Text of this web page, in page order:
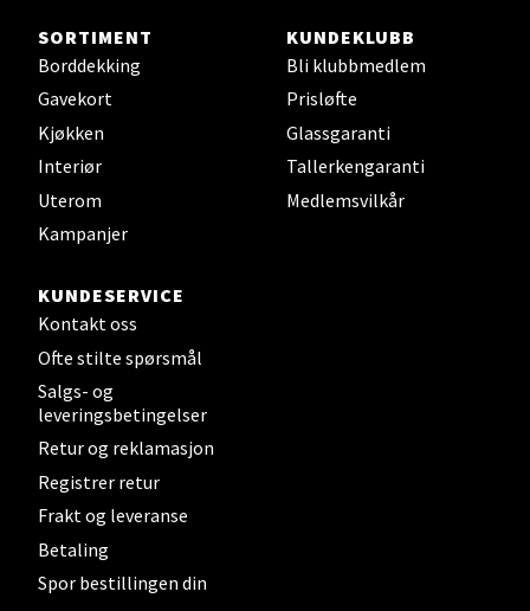
SORTIMENT
Borddekking
Gavekort
Kjøkken
Interiør
Uterom
Kampanjer
KUNDEKLUBB
Bli klubbmedlem
Prisløfte
Glassgaranti
Tallerkengaranti
Medlemsvilkår
KUNDESERVICE
Kontakt oss
Ofte stilte spørsmål
Salgs- og
leveringsbetingelser
Retur og reklamasjon
Registrer retur
Frakt og leveranse
Betaling
Spor bestillingen din
Fredrikstad - Torvbyen
Brochsgate 8, 1607 Fredrikstad
Åpent i dag 10-18
5 i butikk
Lørenskog - Thon Senter Triaden
Gamleveien 88, 1461 Lørenskog